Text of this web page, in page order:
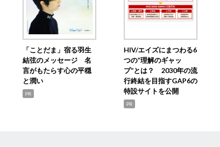
「ことだま」宿る羽生
結弦のメッセージ 名
言がもたらす心の平穏
と潤い
PR
HIV/エイズにまつわる6
つの“理解のギャッ
プ”とは？ 2030年の流
行終結を目指すGAP6の
特設サイトを公開
PR